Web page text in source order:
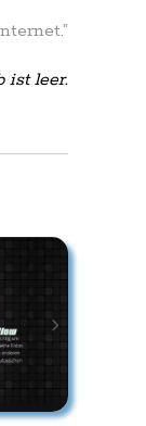
ist leer.